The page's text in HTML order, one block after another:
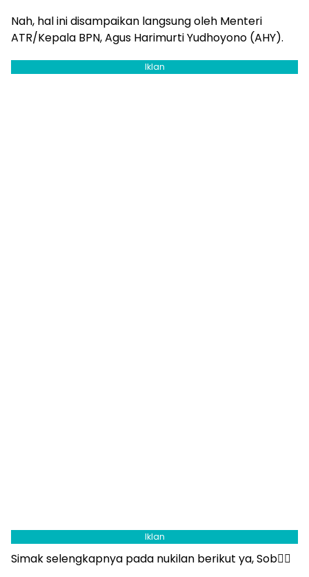
Nah, hal ini disampaikan langsung oleh Menteri
ATR/Kepala BPN, Agus Harimurti Yudhoyono (AHY).
Iklan
Iklan
Simak selengkapnya pada nukilan berikut ya, Sob☝🏼